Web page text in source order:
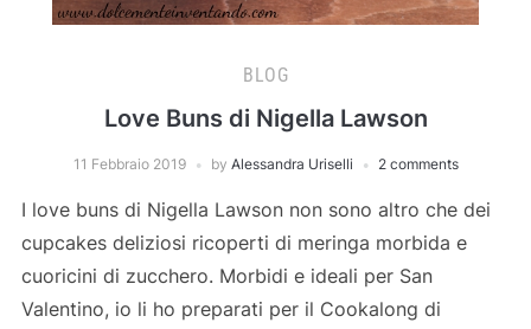
BLOG
Love Buns di Nigella Lawson
11 Febbraio 2019 by Alessandra Uriselli 2 comments
I love buns di Nigella Lawson non sono altro che dei
cupcakes deliziosi ricoperti di meringa morbida e
cuoricini di zucchero. Morbidi e ideali per San
Valentino, io li ho preparati per il Cookalong di